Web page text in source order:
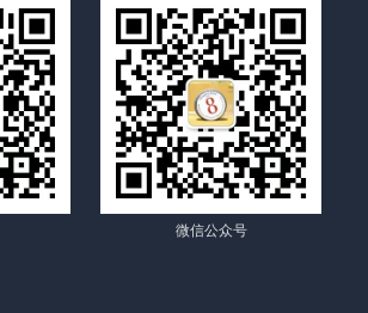
微信公众号